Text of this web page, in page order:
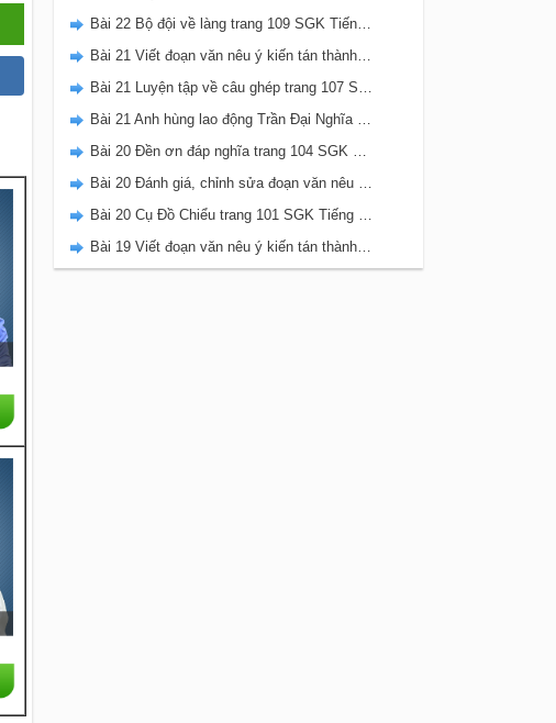
Bài 22 Bộ đội về làng trang 109 SGK Tiếng Việt 5 Kết nối tri thức tập 2
Bài 21 Viết đoạn văn nêu ý kiến tán thành một sự việc, hiện tượng (Bài viết số 2) trang 108 SGK Tiếng Việt 5 Kết nối tri thức tập 2
Bài 21 Luyện tập về câu ghép trang 107 SGK Tiếng Việt 5 Kết nối tri thức tập 2
Bài 21 Anh hùng lao động Trần Đại Nghĩa trang 106 SGK Tiếng Việt 5 Kết nối tri thức tập 2
Bài 20 Đền ơn đáp nghĩa trang 104 SGK Tiếng Việt 5 Kết nối tri thức tập 2
Bài 20 Đánh giá, chỉnh sửa đoạn văn nêu ý kiến tán thành một sự vật, hiện tượng trang 103 SGK Tiếng Việt 5 Kết nối tri thức tập 2
Bài 20 Cụ Đồ Chiểu trang 101 SGK Tiếng Việt 5 Kết nối tri thức tập 2
Bài 19 Viết đoạn văn nêu ý kiến tán thành một sự việc, hiện tượng (Bài viết số 1) trang 100 SGK Tiếng Việt 5 Kết nối tri thức tập 2